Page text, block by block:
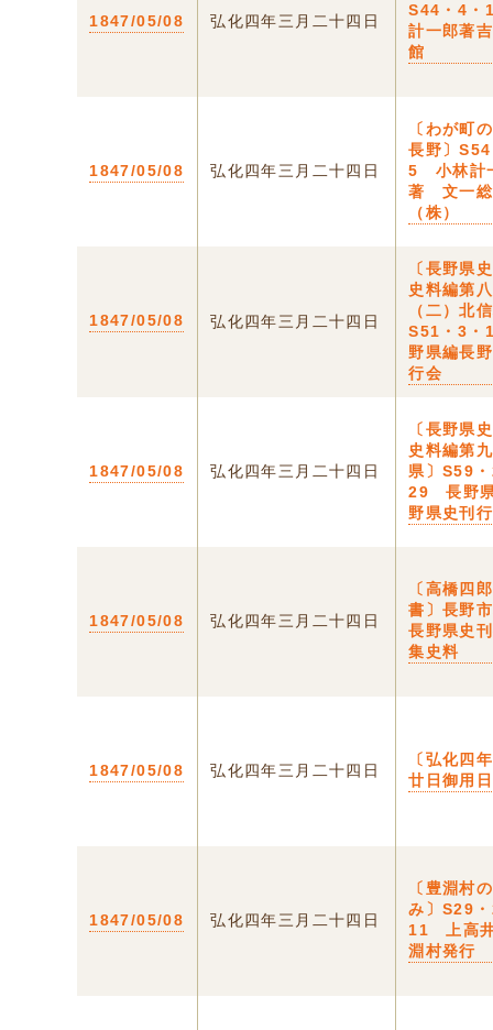
1847/05/08 弘化四年三月二十四日
S44・4・
計一郎著
館
1847/05/08 弘化四年三月二十四日
〔わが
長野〕
5 小林計
著 文一総
（株）
1847/05/08 弘化四年三月二十四日
〔長野県
史料編第
（二）北
S51・3
野県編長
行会
1847/05/08 弘化四年三月二十四日
〔長野県
史料編第
県〕S59
29 長野
野県史刊
1847/05/08 弘化四年三月二十四日
〔高橋四
書〕長野
長野県史
集史料
1847/05/08 弘化四年三月二十四日
〔弘化四
廿日御用
1847/05/08 弘化四年三月二十四日
〔豊淵村
み〕S29
11 上高
淵村発行